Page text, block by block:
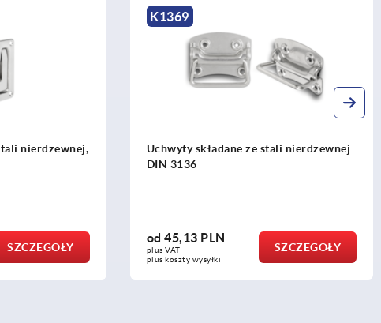
nierdzewnej,
SZCZEGÓŁY
K1369
Uchwyty składane ze stali nierdzewnej
DIN 3136
od 45,13 PLN
plus VAT
plus koszty wysyłki
SZCZEGÓŁY